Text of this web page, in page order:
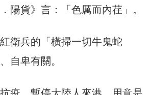
陽貨》言：「色厲而內荏」。
衛兵的「橫掃一切牛鬼蛇
自卑有關。